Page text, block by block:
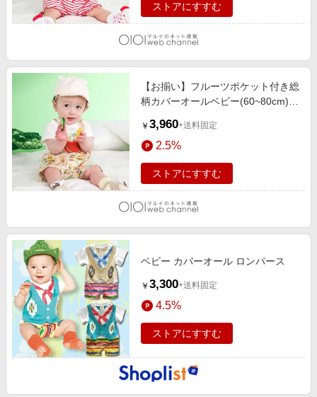
ストアにすすむ
【お揃い】フルーツポケット付き総
柄カバーオールベビー(60~80cm)
￥ 3,960+送料固定
2.5%
ストアにすすむ
ベビー カバーオール ロンパース
￥ 3,300+送料固定
4.5%
ストアにすすむ